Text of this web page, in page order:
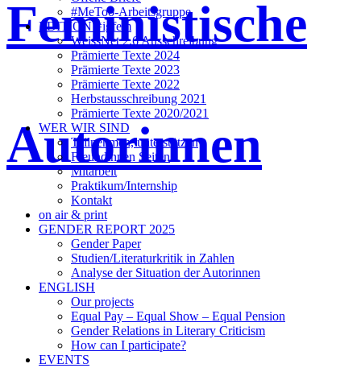
Feministische
Autorinnen
#MeToo-Arbeitsgruppe
EDITION ≠igfem
WeissNet 2.6 Ausschreibung
Prämierte Texte 2024
Prämierte Texte 2023
Prämierte Texte 2022
Herbstausschreibung 2021
Prämierte Texte 2020/2021
WER WIR SIND
Teilnehmen, unterstützen
Freundinnen Seiten
Mitarbeit
Praktikum/Internship
Kontakt
on air & print
GENDER REPORT 2025
Gender Paper
Studien/Literaturkritik in Zahlen
Analyse der Situation der Autorinnen
ENGLISH
Our projects
Equal Pay – Equal Show – Equal Pension
Gender Relations in Literary Criticism
How can I participate?
EVENTS